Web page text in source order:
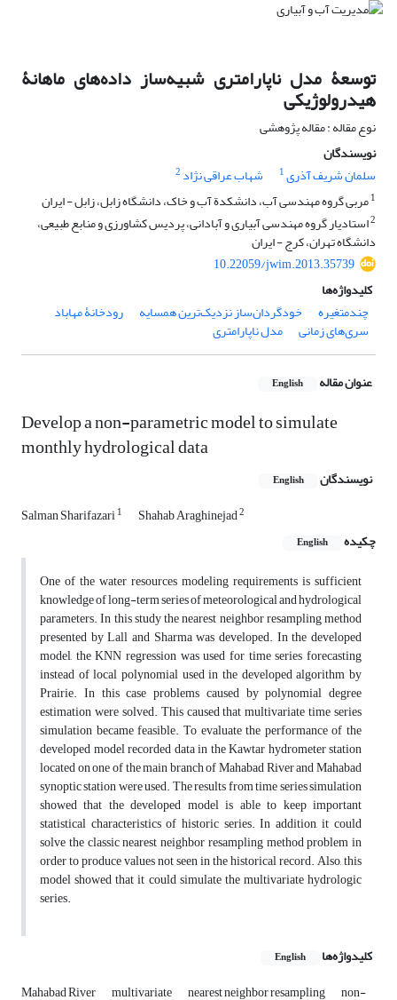
توسعۀ مدل ناپارامتری شبیه‌ساز داده‌های ماهانۀ
هیدرولوژیکی
نوع مقاله : مقاله پژوهشی
نویسندگان
سلمان شریف آذری1 شهاب عراقی نژاد 2
1مربی گروه مهندسی آب، دانشکدة آب و خاک، دانشگاه زابل، زابل - ایران
2استادیار گروه مهندسی آبیاری و آبادانی، پردیس کشاورزی و منابع طبیعی،
دانشگاه تهران، کرج - ایران
10.22059/jwim.2013.35739
کلیدواژه‌ها
چندمتغیره
خودگردان‌ساز نزدیک‌ترین همسایه رودخانۀ مهاباد
سری‌های زمانی مدل ناپارامتری
عنوان مقاله English
Develop a non-parametric model to simulate
monthly hydrological data
نویسندگان English
Salman Sharifazari1 Shahab Araghinejad2
چکیده English
One of the water resources modeling requirements is sufficient
knowledge of long-term series of meteorological and hydrological
parameters. In this study the nearest neighbor resampling method
presented by Lall and Sharma was developed. In the developed
model, the KNN regression was used for time series forecasting
instead of local polynomial used in the developed algorithm by
Prairie. In this case problems caused by polynomial degree
estimation were solved. This caused that multivariate time series
simulation became feasible. To evaluate the performance of the
developed model recorded data in the Kawtar hydrometer station
located on one of the main branch of Mahabad River and Mahabad
synoptic station were used. The results from time series simulation
showed that the developed model is able to keep important
statistical characteristics of historic series. In addition, it could
solve the classic nearest neighbor resampling method problem in
order to produce values not seen in the historical record. Also, this
model showed that it could simulate the multivariate hydrologic
series.
کلیدواژه‌ها English
Mahabad River multivariate nearest neighbor resampling non-